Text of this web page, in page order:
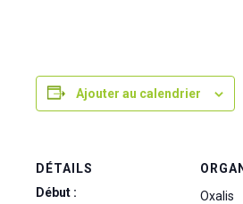
Ajouter au calendrier
DÉTAILS
Début :
Oxalis